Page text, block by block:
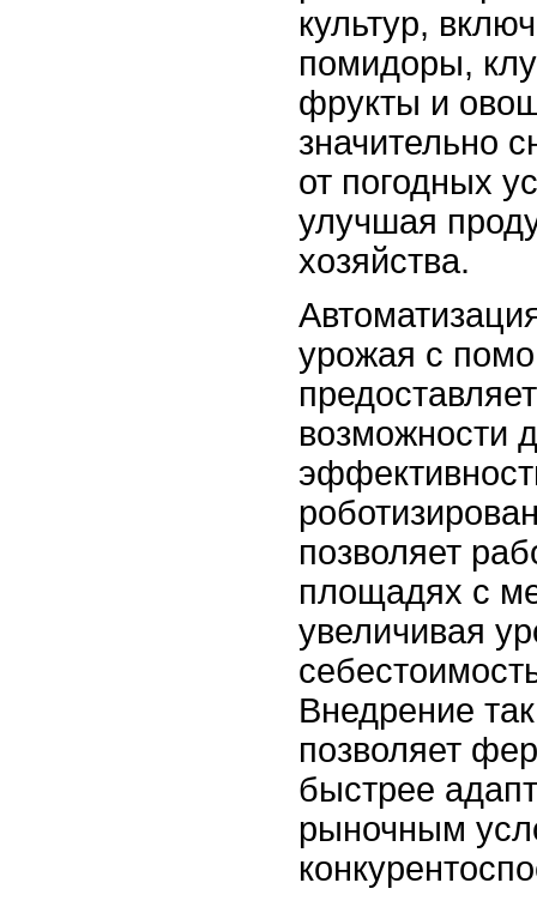
культур,
помидоры,
фрукты и
значительно
от погодных
улучшая
хозяйства.
урожая с
возможности
позволяет
площадях с
увеличивая
Внедрение
позволяет
быстрее
рыночным